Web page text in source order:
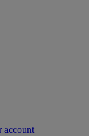
account